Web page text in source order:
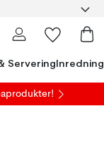
ServeringInredning